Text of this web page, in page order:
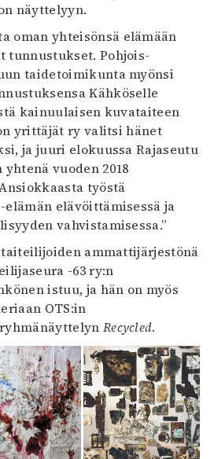
näyttelyyn.
oman yhteisönsä elämään
tunnustukset. Pohjois-
taidetoimikunta myönsi
Kähköselle
kainuulaisen kuvataiteen
yrittäjät ry valitsi hänet
ja juuri elokuussa Rajaseutu
vuoden 2018
työstä
elävöittämisessä ja
vahvistamisessa.”
ammattijärjestönä
-63 ry:n
istuu, ja hän on myös
OTS:in
Recycled.